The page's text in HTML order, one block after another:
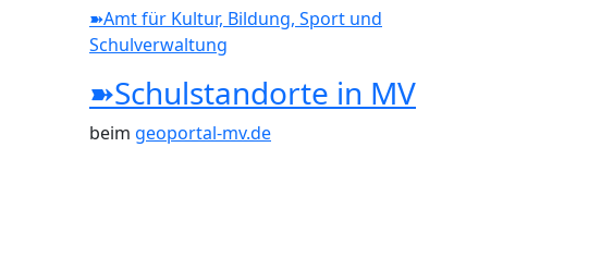
➽Amt für Kultur, Bildung, Sport und
Schulverwaltung
➽Schulstandorte in MV
beim geoportal-mv.de